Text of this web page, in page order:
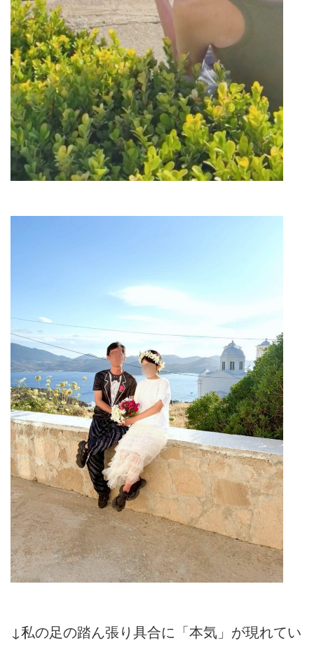
↓私の足の踏ん張り具合に「本気」が現れてい